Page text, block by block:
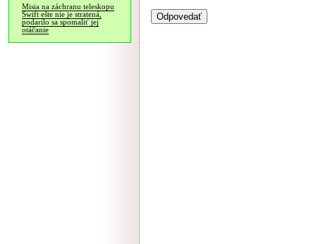
Misia na záchranu teleskopu
Swift ešte nie je stratená,
podarilo sa spomaliť jej
otáčanie